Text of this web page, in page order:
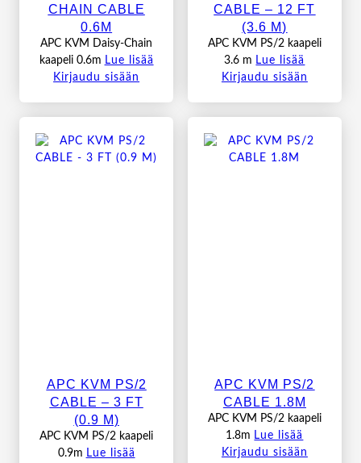
CHAIN CABLE
0.6M
APC KVM Daisy-Chain
kaapeli 0.6m Lue lisää
Kirjaudu sisään
CABLE – 12 FT
(3.6 M)
APC KVM PS/2 kaapeli
3.6 m Lue lisää
Kirjaudu sisään
APC KVM PS/2
CABLE – 3 FT
(0.9 M)
APC KVM PS/2 kaapeli
0.9m Lue lisää
APC KVM PS/2
CABLE 1.8M
APC KVM PS/2 kaapeli
1.8m Lue lisää
Kirjaudu sisään